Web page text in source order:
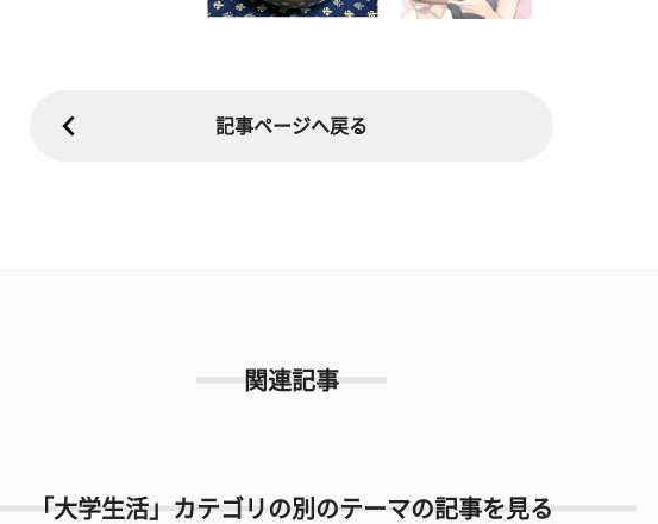
記事ページへ戻る
関連記事
「大学生活」カテゴリの別のテーマの記事を見る